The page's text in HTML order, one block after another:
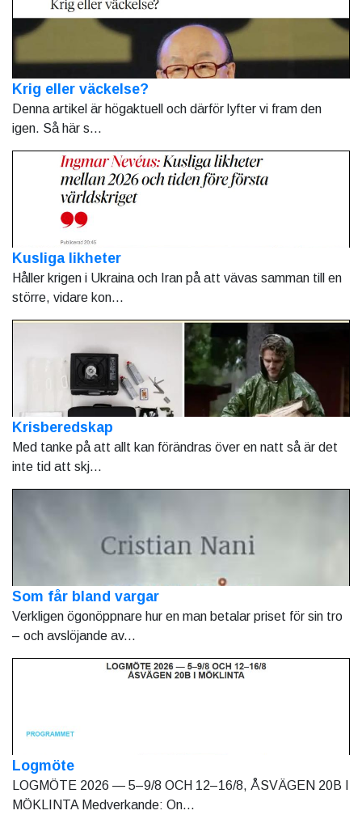
Krig eller väckelse?
Denna artikel är högaktuell och därför lyfter vi fram den
igen. Så här s...
Kusliga likheter
Håller krigen i Ukraina och Iran på att vävas samman till en
större, vidare kon...
Krisberedskap
Med tanke på att allt kan förändras över en natt så är det
inte tid att skj...
Som får bland vargar
Verkligen ögonöppnare hur en man betalar priset för sin tro
– och avslöjande av...
Logmöte
LOGMÖTE 2026 — 5–9/8 OCH 12–16/8, ÅSVÄGEN 20B I
MÖKLINTA Medverkande: On...